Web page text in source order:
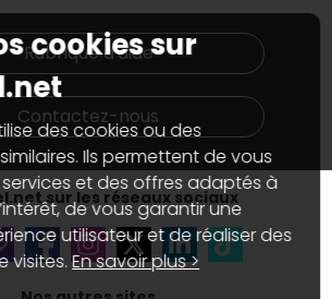
de vente
etcookies
conforme
Rubrique d'aide
Contactez-nous
sur les réseaux sociaux
cookies sur
des cookies ou des
Ils permettent de vous
et des offres adaptés à
de vous garantir une
utilisateur et de réaliser des
visites.En savoir plus >